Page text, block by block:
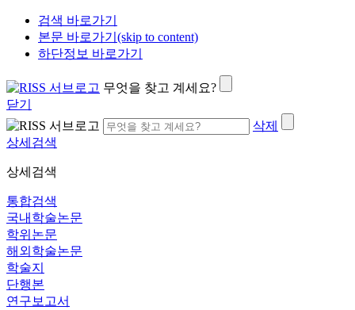
검색 바로가기
본문 바로가기(skip to content)
하단정보 바로가기
무엇을 찾고 계세요?
닫기
삭제
상세검색
상세검색
통합검색
국내학술논문
학위논문
해외학술논문
학술지
단행본
연구보고서